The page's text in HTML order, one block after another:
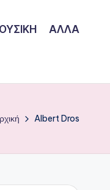
ΑΛΛΑ
Albert Dros